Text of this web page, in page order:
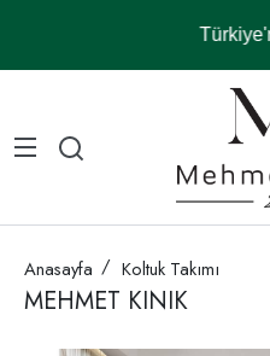
Anasayfa Koltuk Takımı
MEHMET KINIK